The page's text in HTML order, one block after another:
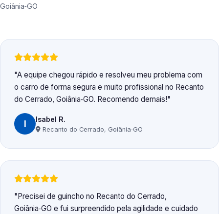
Goiânia‑GO
A equipe chegou rápido e resolveu meu problema com
o carro de forma segura e muito profissional no Recanto
do Cerrado, Goiânia‑GO. Recomendo demais!
I Isabel R.
Recanto do Cerrado, Goiânia‑GO
Precisei de guincho no Recanto do Cerrado,
Goiânia‑GO e fui surpreendido pela agilidade e cuidado